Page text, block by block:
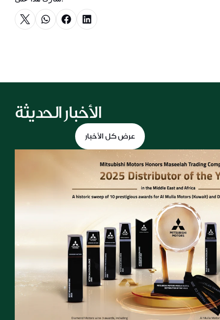
الأخبار الحديثة
عرض كل الأخبار